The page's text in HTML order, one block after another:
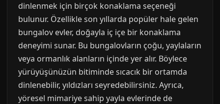
dinlenmek için birçok konaklama seçeneği
bulunur. Özellikle son yıllarda popüler hale gelen
bungalov evler, doğayla iç içe bir konaklama
deneyimi sunar. Bu bungalovların çoğu, yaylaların
veya ormanlık alanların içinde yer alır. Böylece
yürüyüşünüzün bitiminde sıcacık bir ortamda
dinlenebilir, yıldızları seyredebilirsiniz. Ayrıca,
yöresel mimariye sahip yayla evlerinde de